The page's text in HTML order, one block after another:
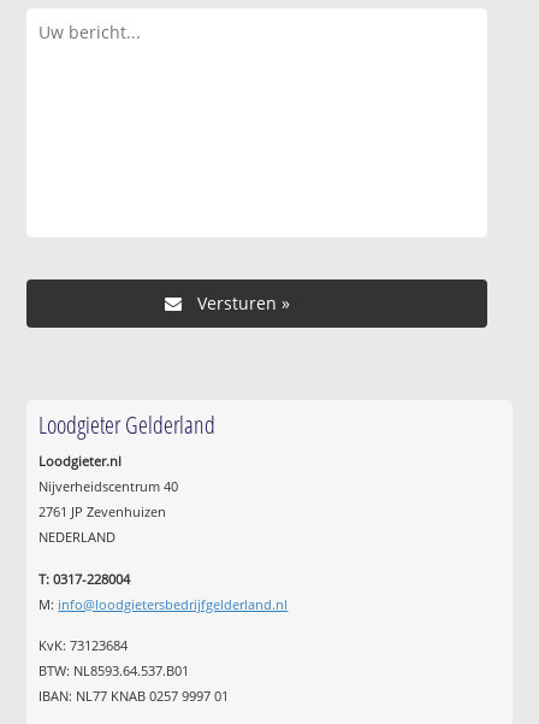
Loodgieter Gelderland
Loodgieter.nl
Nijverheidscentrum 40
2761 JP Zevenhuizen
NEDERLAND
T: 0317-228004
M: info@loodgietersbedrijfgelderland.nl
KvK: 73123684
BTW: NL8593.64.537.B01
IBAN: NL77 KNAB 0257 9997 01